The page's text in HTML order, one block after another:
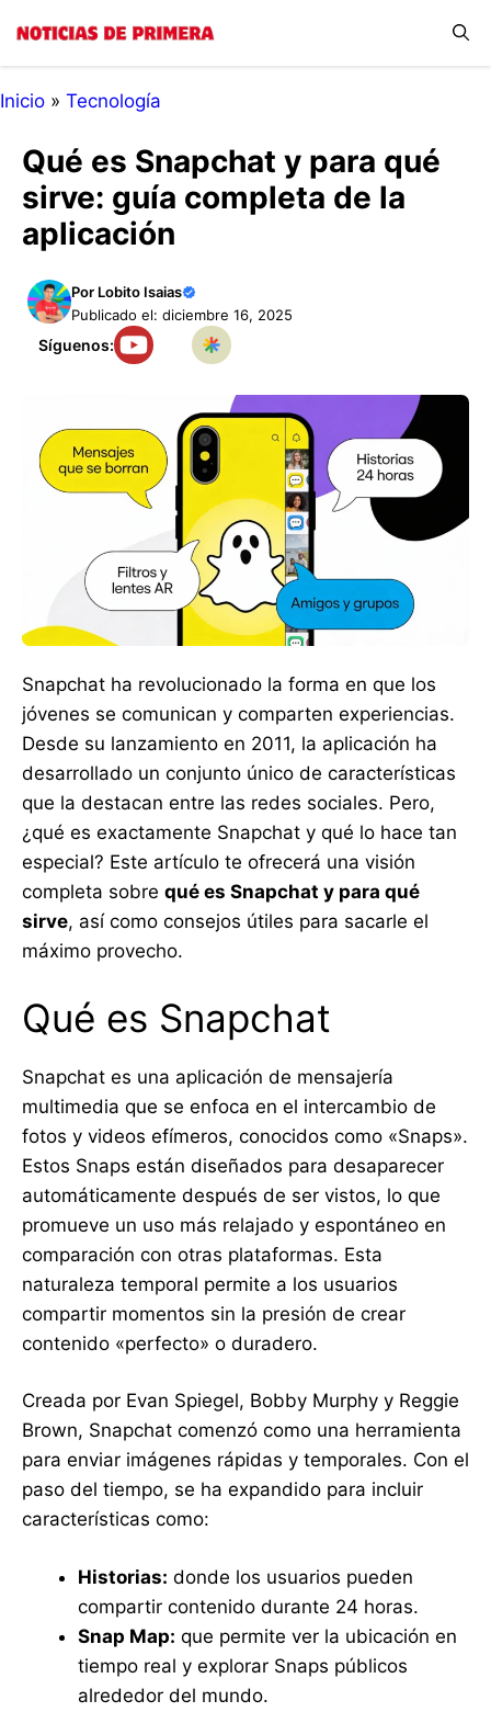
contenido
Inicio » Tecnología
Qué es Snapchat y para qué
sirve: guía completa de la
aplicación
Por Lobito Isaias
Publicado el: diciembre 16, 2025
Síguenos:
Snapchat ha revolucionado la forma en que los
jóvenes se comunican y comparten experiencias.
Desde su lanzamiento en 2011, la aplicación ha
desarrollado un conjunto único de características
que la destacan entre las redes sociales. Pero,
¿qué es exactamente Snapchat y qué lo hace tan
especial? Este artículo te ofrecerá una visión
completa sobre qué es Snapchat y para qué
sirve, así como consejos útiles para sacarle el
máximo provecho.
Qué es Snapchat
Snapchat es una aplicación de mensajería
multimedia que se enfoca en el intercambio de
fotos y videos efímeros, conocidos como «Snaps».
Estos Snaps están diseñados para desaparecer
automáticamente después de ser vistos, lo que
promueve un uso más relajado y espontáneo en
comparación con otras plataformas. Esta
naturaleza temporal permite a los usuarios
compartir momentos sin la presión de crear
contenido «perfecto» o duradero.
Creada por Evan Spiegel, Bobby Murphy y Reggie
Brown, Snapchat comenzó como una herramienta
para enviar imágenes rápidas y temporales. Con el
paso del tiempo, se ha expandido para incluir
características como:
Historias: donde los usuarios pueden
compartir contenido durante 24 horas.
Snap Map: que permite ver la ubicación en
tiempo real y explorar Snaps públicos
alrededor del mundo.